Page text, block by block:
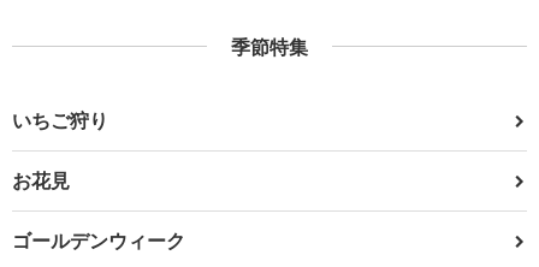
季節特集
いちご狩り
お花見
ゴールデンウィーク